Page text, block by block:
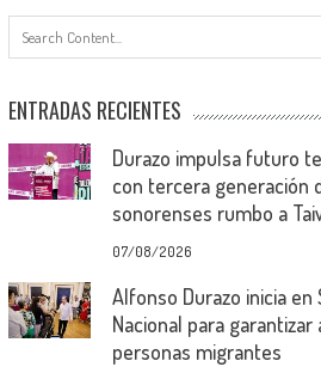
ENTRADAS RECIENTES
Durazo impulsa futuro
con tercera generación
sonorenses rumbo a
07/08/2026
Alfonso Durazo inicia en
Nacional para
personas migrantes